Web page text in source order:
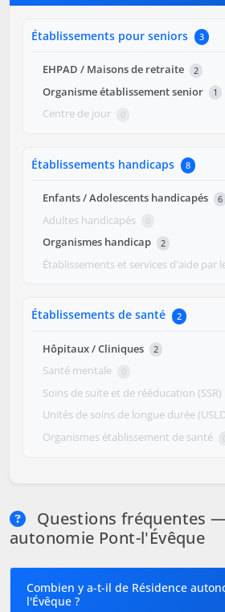
Établissements pour seniors 3
EHPAD / Maisons de retraite 2
Organisme établissement senior 1
Centre de jour 0
Établissements handicaps 8
Enfants / Adolescents handicapés 6
Adultes handicapés 0
Organismes handicap 2
Établissements et services d'aide par
Établissements de santé 2
Hôpitaux / Cliniques 2
Santé mentale 0
Soins de suite et de rééducation (SSR)
Unités de soins de longue durée
Organismes établissement de santé 0
Questions fréquentes
autonomie Pont-l'Évêque
Combien y a-t-il de Résidence
l'Évêque ?